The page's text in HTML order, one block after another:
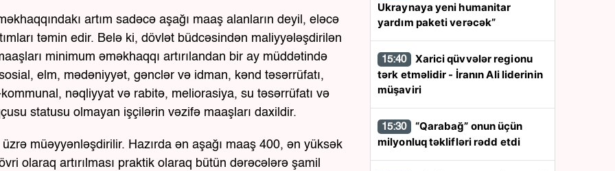
artım sadəcə aşağı maaş alanların deyil, eləcə
təmin edir. Belə ki, dövlət büdcəsindən maliyyələşdirilən
minimum əməkhaqqı artırılandan bir ay müddətində
elm, mədəniyyət, gənclər və idman, kənd təsərrüfatı,
nəqliyyat və rabitə, meliorasiya, su təsərrüfatı və
statusu olmayan işçilərin vəzifə maaşları daxildir.
müəyyənləşdirilir. Hazırda ən aşağı maaş 400, ən yüksək
olaraq artırılması praktik olaraq bütün dərəcələrə şamil
Ukraynaya yeni humanitar
yardım paketi verəcək”
15:40
tərk etməlidir - İranın Ali liderinin
müşaviri
15:30
milyonluq təklifləri rədd etdi